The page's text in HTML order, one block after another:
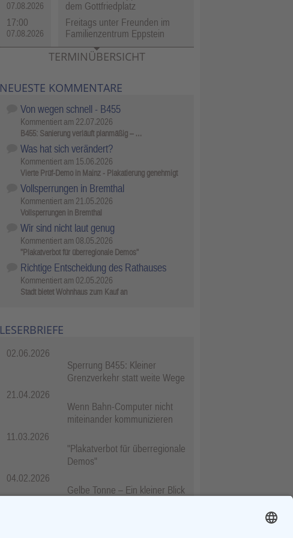
07.08.2026
dem Gottfriedplatz
17:00
07.08.2026
Freitags unter Freunden im
Familienzentrum Eppstein
TERMINÜBERSICHT
NEUESTE KOMMENTARE
Von wegen schnell - B455
Kommentiert am 22.07.2026
B455: Sanierung verläuft planmäßig – …
Was hat sich verändert?
Kommentiert am 15.06.2026
Vierte Prüf-Demo in Mainz - Plakatierung genehmigt
Vollsperrungen in Bremthal
Kommentiert am 21.05.2026
Vollsperrungen in Bremthal
Wir sind nicht laut genug
Kommentiert am 08.05.2026
"Plakatverbot für überregionale Demos"
Richtige Entscheidung des Rathauses
Kommentiert am 02.05.2026
Stadt bietet Wohnhaus zum Kauf an
LESERBRIEFE
02.06.2026
Sperrung B455: Kleiner
Grenzverkehr statt weite Wege
21.04.2026
Wenn Bahn-Computer nicht
miteinander kommunizieren
11.03.2026
"Plakatverbot für überregionale
Demos"
04.02.2026
Gelbe Tonne – Ein kleiner Blick